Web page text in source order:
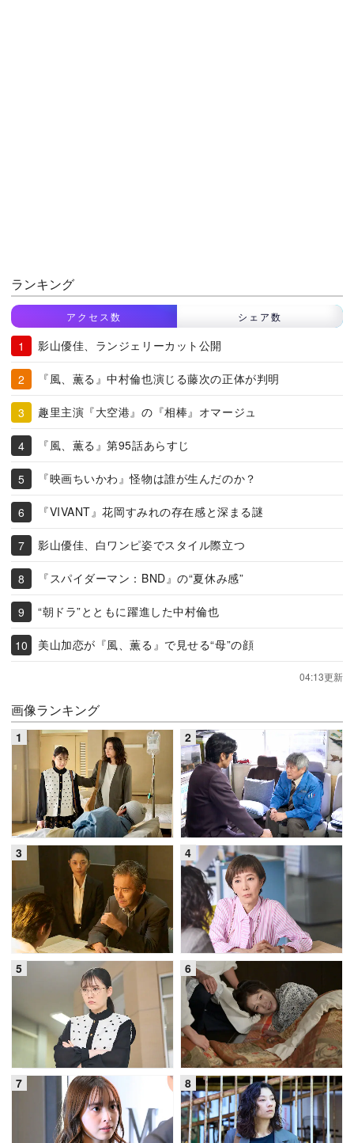
ランキング
アクセス数 シェア数
影山優佳、ランジェリーカット公開
『風、薫る』中村倫也演じる藤次の正体が判明
趣里主演『大空港』の『相棒』オマージュ
『風、薫る』第95話あらすじ
『映画ちいかわ』怪物は誰が生んだのか？
『VIVANT』花岡すみれの存在感と深まる謎
影山優佳、白ワンピ姿でスタイル際立つ
『スパイダーマン：BND』の“夏休み感”
“朝ドラ”とともに躍進した中村倫也
美山加恋が『風、薫る』で見せる“母”の顔
04:13更新
画像ランキング